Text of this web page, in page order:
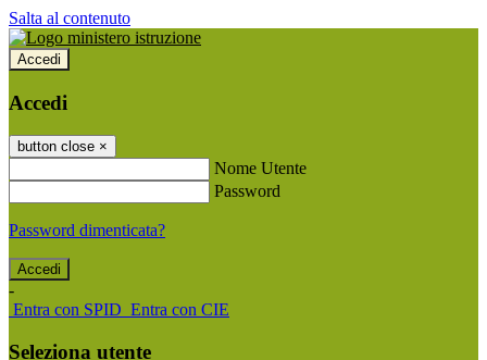
Salta al contenuto
Accedi
Accedi
button close ×
Nome Utente
Password
Password dimenticata?
-
Entra con SPID Entra con CIE
Seleziona utente